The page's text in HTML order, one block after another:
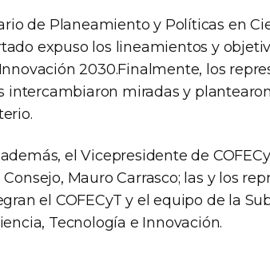
de Planeamiento y Políticas en
expuso los lineamientos y
2030.Finalmente, los
intercambiaron miradas y
el Vicepresidente de
Mauro Carrasco; las y los
el COFECyT y el equipo de la
Tecnología e Innovación.